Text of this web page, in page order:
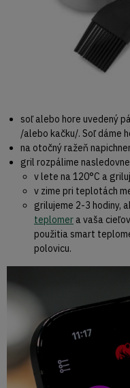
soľ alebo hore uvedený
/alebo kačku/. Soľ dáme
na otočný ražeň
gril rozpálime
v lete na 120°C a
v zime pri teplotách
grilujeme 2-3 hodiny,
teplomer a vaša
použitia smart
polovicu.